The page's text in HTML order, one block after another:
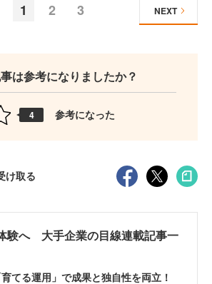
1 2 3 NEXT
は参考になりましたか？
4 参考になった
け取る
験へ 大手企業の目線連載記事一
育てる運用」で成果と独自性を両立！